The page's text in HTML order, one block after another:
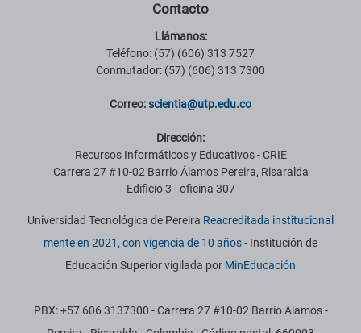
Contacto
Llámanos:
Teléfono: (57) (606) 313 7527
Conmutador: (57) (606) 313 7300
Correo:scientia@utp.edu.co
Dirección:
Recursos Informáticos y Educativos - CRIE
Carrera 27 #10-02 Barrio Álamos Pereira, Risaralda
Edificio 3 - oficina 307
Universidad Tecnológica de Pereira Reacreditada institucional
mente en 2021, con vigencia de 10 años- Institución de
Educación Superior vigilada por MinEducación
PBX: +57 606 3137300 - Carrera 27 #10-02 Barrio Alamos -